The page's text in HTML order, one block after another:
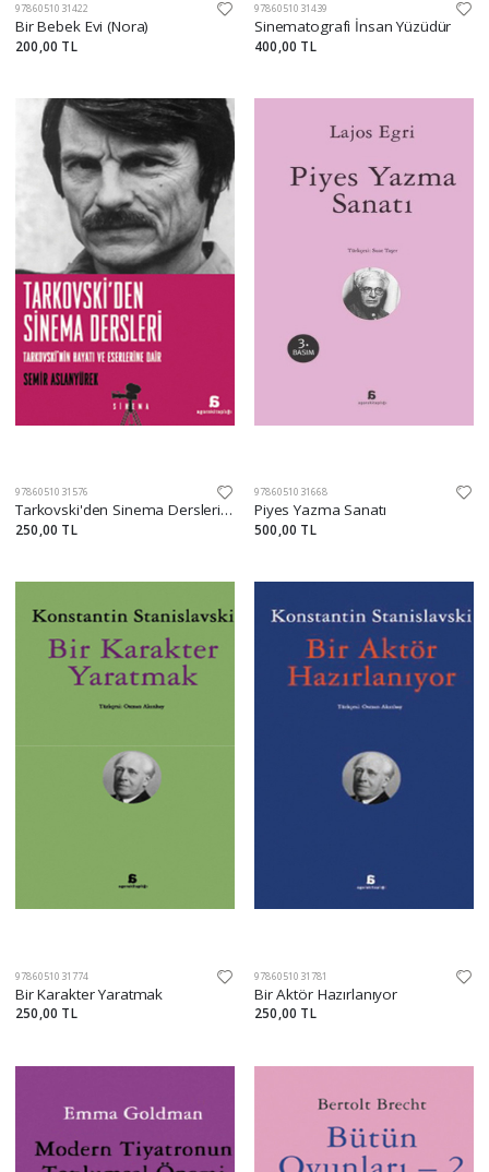
9786051031422
Bir Bebek Evi (Nora)
200,00 TL
9786051031439
Sinematografi İnsan Yüzüdür
400,00 TL
9786051031576
Tarkovski'den Sinema Dersleri Tarkovski'nin Hayatı ve Eserlerine Dair
250,00 TL
9786051031668
Piyes Yazma Sanatı
500,00 TL
9786051031774
Bir Karakter Yaratmak
250,00 TL
9786051031781
Bir Aktör Hazırlanıyor
250,00 TL